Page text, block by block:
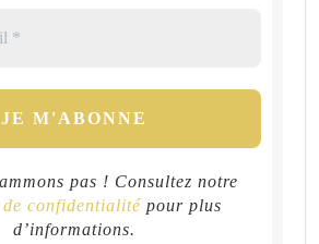
pas ! Consultez notre
confidentialitépour plus
d’informations.